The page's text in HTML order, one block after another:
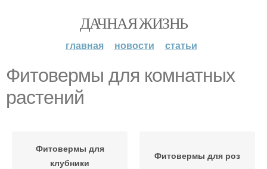
ДАЧНАЯ ЖИЗНЬ
главная новости статьи
Фитовермы для комнатных
растений
Фитовермы для
клубники
Фитовермы для роз